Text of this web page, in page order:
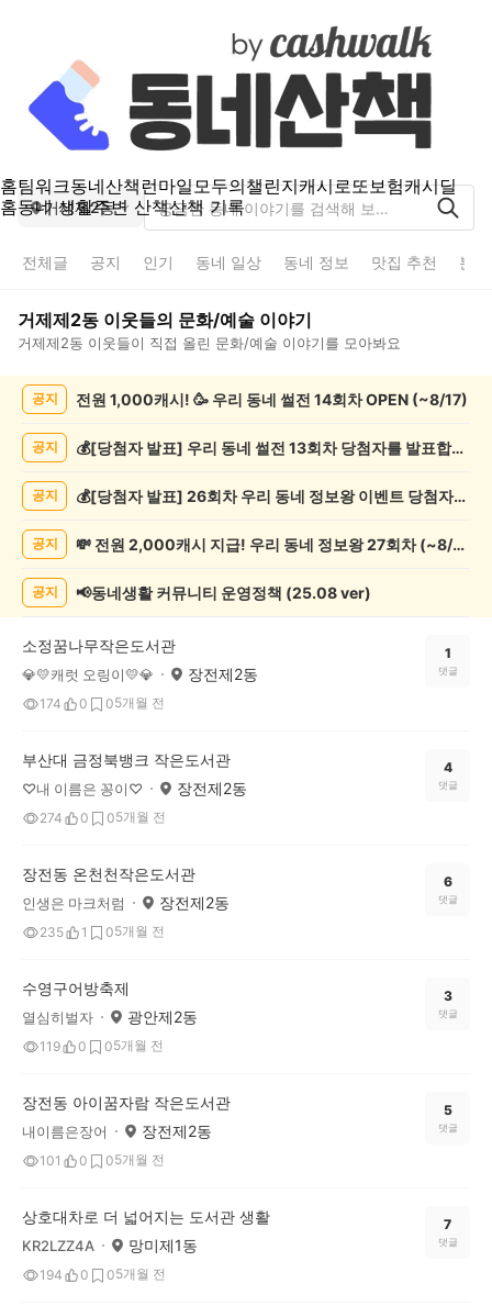
홈팀워크동네산책 런마일모두의챌린지캐시로또보험캐시딜
홈동네 생활주변 산책산책 기록
거제제2동
전체글 공지 인기 동네 일상 동네 정보 맛집 추천 분
거제제2동 이웃들의 문화/예술 이야기
거제제2동 이웃들이 직접 올린 문화/예술 이야기를 모아봐요
화/
글
공지 전원 1,000캐시! 🥳 우리 동네 썰전 14회차 OPEN (~8/17)
공지 💰[당첨자 발표] 우리 동네 썰전 13회차 당첨자를 발표합니다!
공지 💰[당첨자 발표] 26회차 우리 동네 정보왕 이벤트 당첨자를 발표합니다!
공지 💸 전원 2,000캐시 지급! 우리 동네 정보왕 27회차 (~8/10)
공지 📢동네생활 커뮤니티 운영정책 (25.08 ver)
소정꿈나무작은도서관
💎💛캐럿 오링이💛💎 장전제2동
174 0 05개월 전
1
댓글
부산대 금정북뱅크 작은도서관
♡내 이름은 꽁이♡ 장전제2동
274 0 05개월 전
4
댓글
장전동 온천천작은도서관
인생은 마크처럼 장전제2동
235 1 05개월 전
6
댓글
수영구어방축제
열심히벌자 광안제2동
119 0 05개월 전
3
댓글
장전동 아이꿈자람 작은도서관
내이름은장어 장전제2동
101 0 05개월 전
5
댓글
상호대차로 더 넓어지는 도서관 생활
KR2LZZ4A 망미제1동
194 0 05개월 전
7
댓글